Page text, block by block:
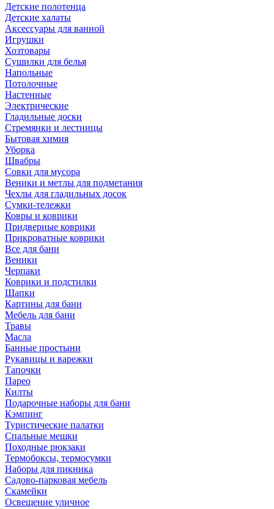
Детские полотенца
Детские халаты
Аксессуары для ванной
Игрушки
Хозтовары
Сушилки для белья
Напольные
Потолочные
Настенные
Электрические
Гладильные доски
Стремянки и лестницы
Бытовая химия
Уборка
Швабры
Совки для мусора
Веники и метлы для подметания
Чехлы для гладильных досок
Сумки-тележки
Ковры и коврики
Придверные коврики
Прикроватные коврики
Все для бани
Веники
Черпаки
Коврики и подстилки
Шапки
Картины для бани
Мебель для бани
Травы
Масла
Банные простыни
Рукавицы и варежки
Тапочки
Парео
Килты
Подарочные наборы для бани
Кэмпинг
Туристические палатки
Спальные мешки
Походные рюкзаки
Термобоксы, термосумки
Наборы для пикника
Садово-парковая мебель
Скамейки
Освещение уличное